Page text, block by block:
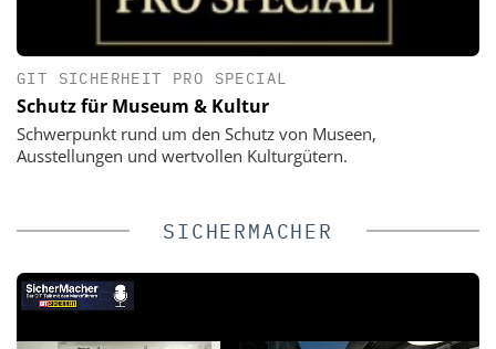
GIT SICHERHEIT PRO SPECIAL
Schutz für Museum & Kultur
Schwerpunkt rund um den Schutz von Museen,
Ausstellungen und wertvollen Kulturgütern.
SICHERMACHER